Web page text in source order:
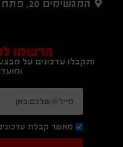
המגשימים 20, פתח תקווה
הרשמו
ותקבלו עדכונים על
מאשר קבלת